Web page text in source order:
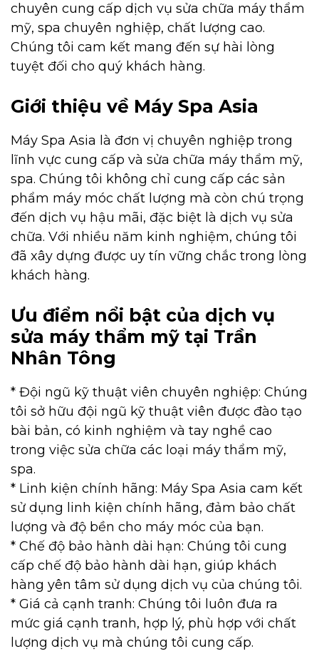
chuyên cung cấp dịch vụ sửa chữa máy thẩm
mỹ, spa chuyên nghiệp, chất lượng cao.
Chúng tôi cam kết mang đến sự hài lòng
tuyệt đối cho quý khách hàng.
Giới thiệu về Máy Spa Asia
Máy Spa Asia là đơn vị chuyên nghiệp trong
lĩnh vực cung cấp và sửa chữa máy thẩm mỹ,
spa. Chúng tôi không chỉ cung cấp các sản
phẩm máy móc chất lượng mà còn chú trọng
đến dịch vụ hậu mãi, đặc biệt là dịch vụ sửa
chữa. Với nhiều năm kinh nghiệm, chúng tôi
đã xây dựng được uy tín vững chắc trong lòng
khách hàng.
Ưu điểm nổi bật của dịch vụ
sửa máy thẩm mỹ tại Trần
Nhân Tông
* Đội ngũ kỹ thuật viên chuyên nghiệp: Chúng
tôi sở hữu đội ngũ kỹ thuật viên được đào tạo
bài bản, có kinh nghiệm và tay nghề cao
trong việc sửa chữa các loại máy thẩm mỹ,
spa.
* Linh kiện chính hãng: Máy Spa Asia cam kết
sử dụng linh kiện chính hãng, đảm bảo chất
lượng và độ bền cho máy móc của bạn.
* Chế độ bảo hành dài hạn: Chúng tôi cung
cấp chế độ bảo hành dài hạn, giúp khách
hàng yên tâm sử dụng dịch vụ của chúng tôi.
* Giá cả cạnh tranh: Chúng tôi luôn đưa ra
mức giá cạnh tranh, hợp lý, phù hợp với chất
lượng dịch vụ mà chúng tôi cung cấp.